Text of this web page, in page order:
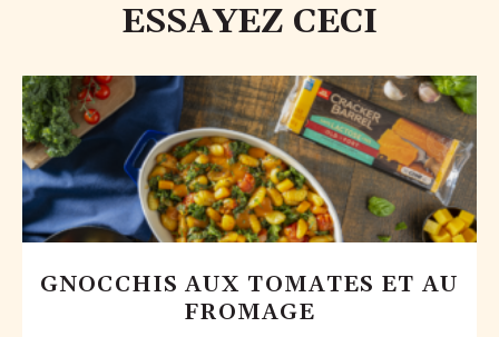
ESSAYEZ CECI
GNOCCHIS AUX TOMATES ET AU
FROMAGE